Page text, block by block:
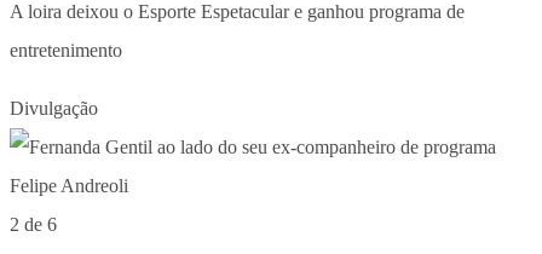
A loira deixou o Esporte Espetacular e ganhou programa de
entretenimento
Divulgação
2 de 6